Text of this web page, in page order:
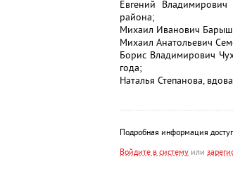
Евгений Владимирович
района;
Михаил Иванович
Михаил Анатольевич
Борис Владимирович
года;
Наталья Степанова,
Подробная информация
Войдите в системуили